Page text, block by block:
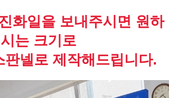
화일을 보내주시면 원하
시는 크기로
판넬로 제작해드립니다.